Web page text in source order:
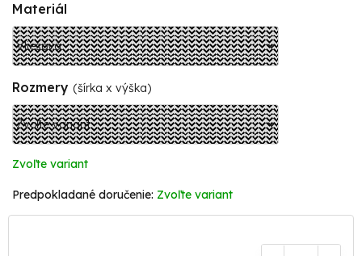
Materiál
Rozmery (šírka x výška)
Zvoľte variant
Zvoľte variant